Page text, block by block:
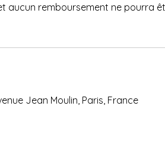
aucun remboursement ne pourra
Jean Moulin, Paris, France